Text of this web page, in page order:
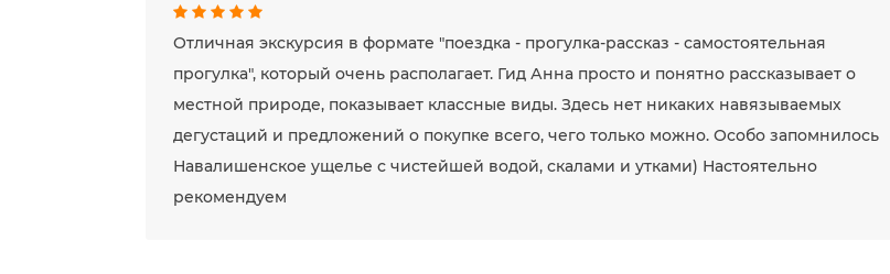
Отличная экскурсия в формате "поездка - прогулка-рассказ - самостоятельная
прогулка", который очень располагает. Гид Анна просто и понятно рассказывает о
местной природе, показывает классные виды. Здесь нет никаких навязываемых
дегустаций и предложений о покупке всего, чего только можно. Особо запомнилось
Навалишенское ущелье с чистейшей водой, скалами и утками) Настоятельно
рекомендуем